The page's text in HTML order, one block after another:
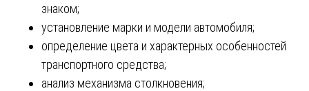
знаком;
установление марки и модели автомобиля;
определение цвета и характерных особенностей
транспортного средства;
анализ механизма столкновения;